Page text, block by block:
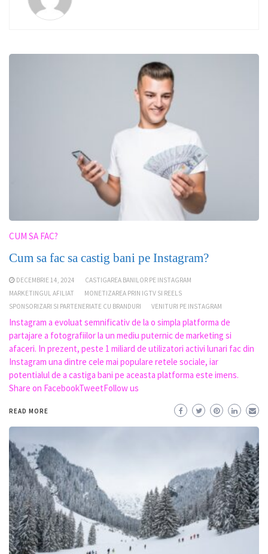
CUM SA FAC?
Cum sa fac sa castig bani pe Instagram?
DECEMBRIE 14, 2024
CASTIGAREA BANILOR PE INSTAGRAM
MARKETINGUL AFILIAT
MONETIZAREA PRIN IGTV SI REELS
SPONSORIZARI SI PARTENERIATE CU BRANDURI
VENITURI PE INSTAGRAM
Instagram a evoluat semnificativ de la o simpla platforma de
partajare a fotografiilor la un mediu puternic de marketing si
afaceri. In prezent, peste 1 miliard de utilizatori activi lunari fac din
Instagram una dintre cele mai populare retele sociale, iar
potentialul de a castiga bani pe aceasta platforma este imens.
Share on FacebookTweetFollow us
READ MORE